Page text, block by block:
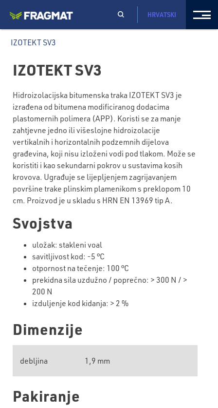
HRVATSKI
IZOTEKT SV3
IZOTEKT SV3
Hidroizolacijska bitumenska traka IZOTEKT SV3 je
izrađena od bitumena modificiranog dodacima
plastomernih polimera (APP). Koristi se za manje
zahtjevne jedno ili višeslojne hidroizolacije
vertikalnih i horizontalnih podzemnih dijelova
građevina, koji nisu izloženi vodi pod tlakom. Može se
koristiti i kao sekundarni pokrov u sustavima kosih
krovova. Ugrađuje se lijepljenjem zagrijavanjem
površine trake plinskim plamenikom s preklopom 10
cm. Proizvod je u skladu s HRN EN 13969 tip A.
Svojstva
uložak: stakleni voal
savitljivost kod: -5 °C
otpornost na tečenje: 100 °C
prekidna sila uzdužno / poprečno: > 300 N / >
200 N
izduljenje kod kidanja: > 2 %
Dimenzije
debljina 1,9 mm
Pakiranje